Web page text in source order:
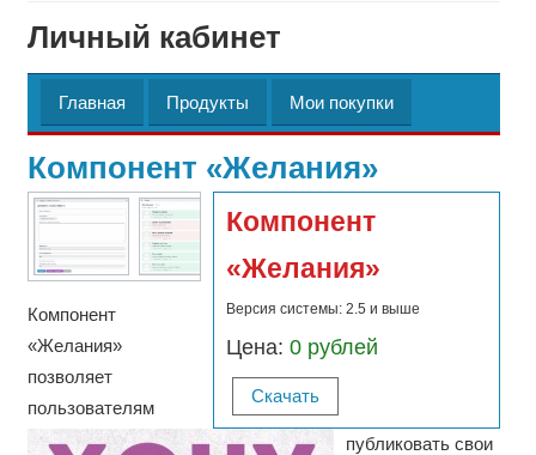
Личный кабинет
Главная Продукты Мои покупки
Компонент «Желания»
Компонент
«Желания»
Версия системы: 2.5 и выше
Цена: 0 рублей
Скачать
Компонент
«Желания»
позволяет
пользователям
публиковать свои